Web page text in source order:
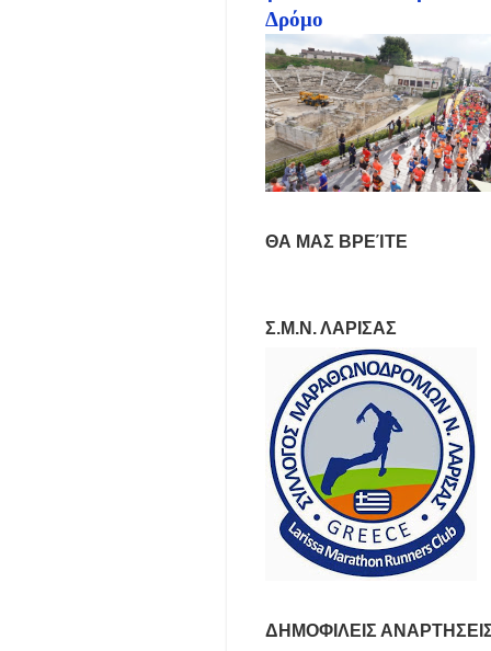
Δρόμο
ΘΑ ΜΑΣ ΒΡΕΊΤΕ
Σ.Μ.Ν. ΛΑΡΙΣΑΣ
ΔΗΜΟΦΙΛΕΙΣ